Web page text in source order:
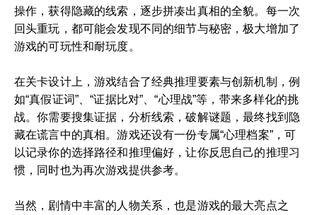
操作，获得隐藏的线索，逐步拼凑出真相的全貌。每一次
回头重玩，都可能会发现不同的细节与秘密，极大增加了
游戏的可玩性和耐玩度。
在关卡设计上，游戏结合了经典推理要素与创新机制，例
如“真假证词”、“证据比对”、“心理战”等，带来多样化的挑
战。你需要搜集证据，分析线索，破解谜题，最终找到隐
藏在谎言中的真相。游戏还设有一份专属“心理档案”，可
以记录你的选择路径和推理偏好，让你反思自己的推理习
惯，同时也为再次游戏提供参考。
当然，剧情中丰富的人物关系，也是游戏的最大亮点之